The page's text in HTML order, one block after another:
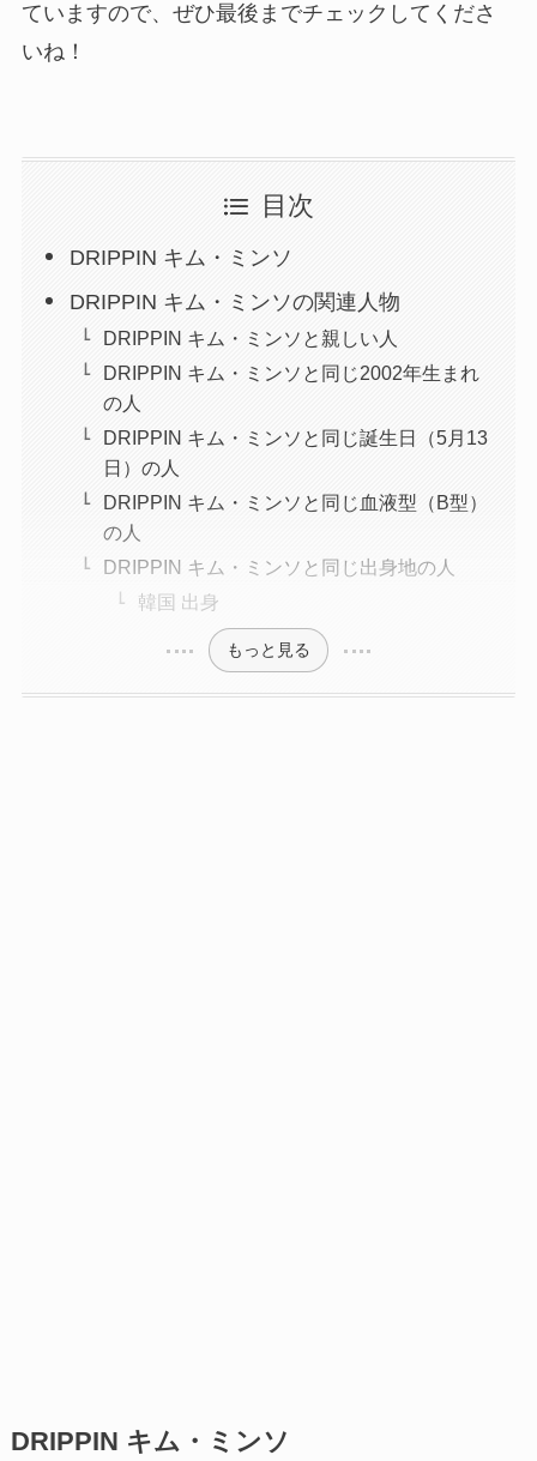
ていますので、ぜひ最後までチェックしてくださ
いね！
目次
DRIPPIN キム・ミンソ
DRIPPIN キム・ミンソの関連人物
DRIPPIN キム・ミンソと親しい人
DRIPPIN キム・ミンソと同じ2002年生まれ
の人
DRIPPIN キム・ミンソと同じ誕生日（5月13
日）の人
DRIPPIN キム・ミンソと同じ血液型（B型）
の人
DRIPPIN キム・ミンソと同じ出身地の人
韓国 出身
もっと見る
DRIPPIN キム・ミンソ